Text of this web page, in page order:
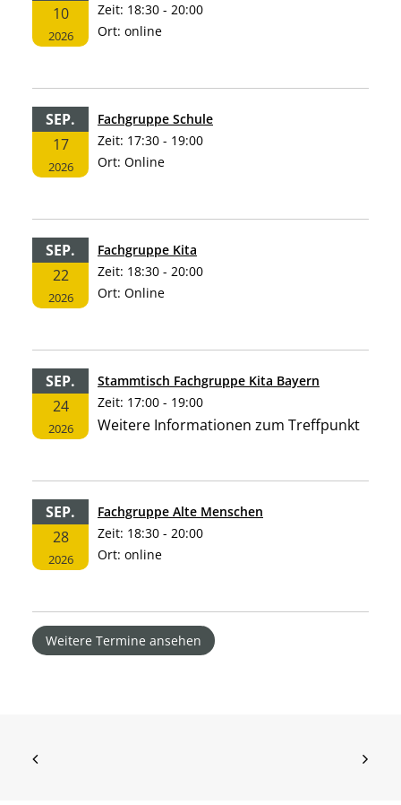
10
2026
Zeit: 18:30 - 20:00
Ort: online
SEP.
17
2026
Fachgruppe Schule
Zeit: 17:30 - 19:00
Ort: Online
SEP.
22
2026
Fachgruppe Kita
Zeit: 18:30 - 20:00
Ort: Online
SEP.
24
2026
Stammtisch Fachgruppe Kita Bayern
Zeit: 17:00 - 19:00
Weitere Informationen zum Treffpunkt
SEP.
28
2026
Fachgruppe Alte Menschen
Zeit: 18:30 - 20:00
Ort: online
Weitere Termine ansehen